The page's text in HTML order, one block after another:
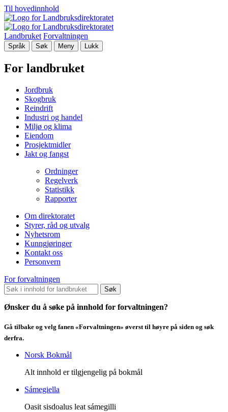
Til hovedinnhold
Landbruket Forvaltningen
Språk Søk Meny Lukk
For landbruket
Jordbruk
Skogbruk
Reindrift
Industri og handel
Miljø og klima
Eiendom
Prosjektmidler
Jakt og fangst
Ordninger
Regelverk
Statistikk
Rapporter
Om direktoratet
Styrer, råd og utvalg
Nyhetsrom
Kunngjøringer
Kontakt oss
Personvern
For forvaltningen
Søk
Ønsker du å søke på innhold for forvaltningen?
Gå tilbake og velg fanen «Forvaltningen» øverst til høyre på siden og søk
derfra.
Norsk Bokmål
Alt innhold er tilgjengelig på bokmål
Sámegiella
Oasit sisdoalus leat sámegilli